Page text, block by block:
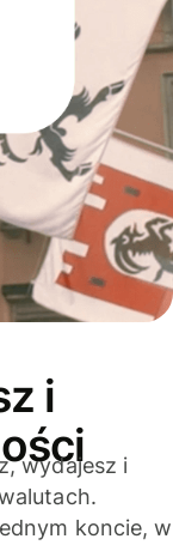
i
wydajesz i
koncie, w